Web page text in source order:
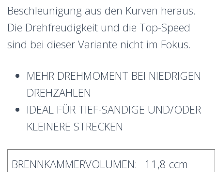
Beschleunigung aus den Kurven heraus.
Die Drehfreudigkeit und die Top-Speed
sind bei dieser Variante nicht im Fokus.
MEHR DREHMOMENT BEI NIEDRIGEN
DREHZAHLEN
IDEAL FÜR TIEF-SANDIGE UND/ODER
KLEINERE STRECKEN
BRENNKAMMERVOLUMEN:
11,8 ccm